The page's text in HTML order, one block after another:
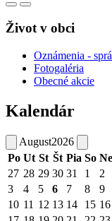
Život v obci
Oznámenia -
Fotogaléria
Obecné akcie
Kalendár
August2026
Po Ut St Št Pia So Ne
27 28 29 30 31 1
2
3
4 5 6 7 8
9
10 11 12 13 14 15 16